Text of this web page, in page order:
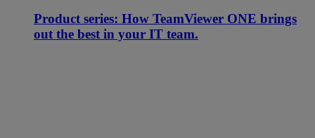
Product series: How TeamViewer ONE brings
out the best in your IT team.